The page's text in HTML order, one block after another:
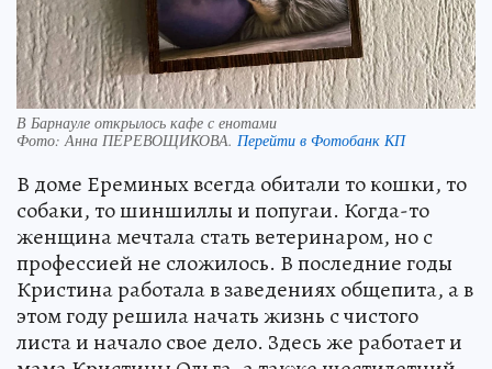
В Барнауле открылось кафе с енотами
Фото:Анна ПЕРЕВОЩИКОВА. Перейти в Фотобанк КП
В доме Ереминых всегда обитали то кошки, то
собаки, то шиншиллы и попугаи. Когда-то
женщина мечтала стать ветеринаром, но с
профессией не сложилось. В последние годы
Кристина работала в заведениях общепита, а в
этом году решила начать жизнь с чистого
листа и начало свое дело. Здесь же работает и